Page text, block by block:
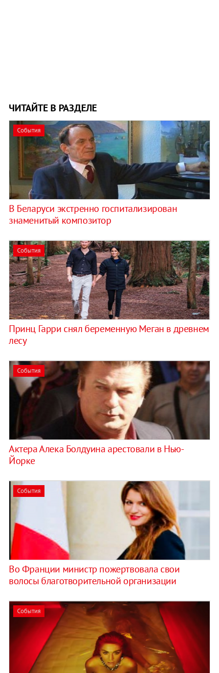
ЧИТАЙТЕ В РАЗДЕЛЕ
События
В Беларуси экстренно госпитализирован
знаменитый композитор
События
Принц Гарри снял беременную Меган в древнем
лесу
События
Актера Алека Болдуина арестовали в Нью-
Йорке
События
Во Франции министр пожертвовала свои
волосы благотворительной организации
События